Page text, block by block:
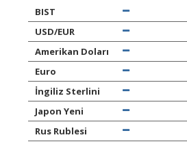
BIST
USD/EUR
Amerikan Doları
Euro
İngiliz Sterlini
Japon Yeni
Rus Rublesi